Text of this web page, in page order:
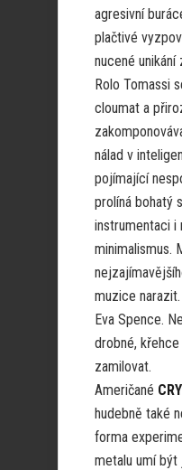
agresivní
plačtivé
nucené
Rolo Tomassi
cloumat a
nálad v
pojímající
prolíná bohatý
instrumentaci i
minimalismus.
muzice
Eva Spence.
drobné,
zamilovat.
Američané
hudebně také
forma
metalu umí být